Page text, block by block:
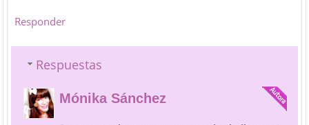
Responder
Respuestas
Mónika Sánchez